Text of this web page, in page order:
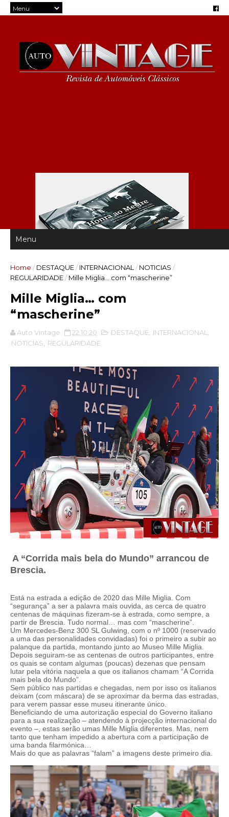
Home / DESTAQUE/ INTERNACIONAL / NOTICIAS /
REGULARIDADE/ Mille Miglia… com “mascherine”
Mille Miglia… com
“mascherine”
Auto Vintage 22.10.20 DESTAQUE INTERNACIONAL
NOTICIAS
REGULARIDADE
A “Corrida mais bela do Mundo” arrancou de
Brescia.
Está na estrada a edição de 2020 das Mille Miglia. Com
“segurança” a ser a palavra mais ouvida, as cerca de quatro
centenas de máquinas fizeram-se à estrada, como sempre, a
partir de Brescia. Tudo normal… mas com “mascherine”.
Um Mercedes-Benz 300 SL Gulwing, com o nº 1000 (reservado
a uma das personalidades convidadas) foi o primeiro a subir ao
palanque da partida, montando junto ao Museo Mille Miglia.
Depois seguiram-se as centenas de outros participantes, entre
os quais se contam algumas (poucas) dezenas que pensam
lutar pela vitória naquela a que os italianos chamam “A Corrida
mais bela do Mundo”.
Sem público nas partidas e chegadas, nem por isso os italianos
deixam (com máscara) de se aproximar da berma das estradas,
para verem passar esse museu itinerante único.
Beneficiando de uma autorização especial do Governo italiano
para a sua realização – atendendo à projecção internacional do
evento –, estas serão umas Mille Miglia diferentes. Mas, nem
tanto que tenham impedido a abertura com a participação de
uma banda filarmónica…
Mais do que as palavras “falam” a imagens deste primeiro dia.